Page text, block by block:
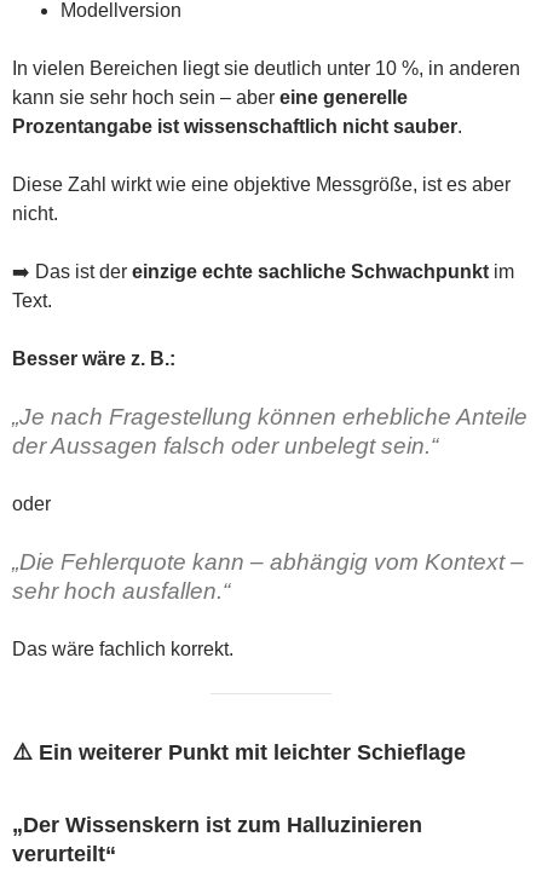
Modellversion
In vielen Bereichen liegt sie deutlich unter 10 %, in anderen
kann sie sehr hoch sein – aber eine generelle
Prozentangabe ist wissenschaftlich nicht sauber.
Diese Zahl wirkt wie eine objektive Messgröße, ist es aber
nicht.
➡️ Das ist der einzige echte sachliche Schwachpunkt im
Text.
Besser wäre z. B.:
„Je nach Fragestellung können erhebliche Anteile
der Aussagen falsch oder unbelegt sein.“
oder
„Die Fehlerquote kann – abhängig vom Kontext –
sehr hoch ausfallen.“
Das wäre fachlich korrekt.
⚠️ Ein weiterer Punkt mit leichter Schieflage
„Der Wissenskern ist zum Halluzinieren
verurteilt“